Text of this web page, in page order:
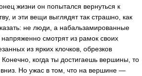
жизни он попытался вернуться к
и эти вещи выглядят так страшно, как
не люди, а набальзамированные
смотрят из рамок своих
из ярких клочков, обрезков
Конечно, когда ты достигаешь вершины, то
Но ужас в том, что на вершине —